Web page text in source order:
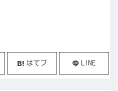
はてブ LINE